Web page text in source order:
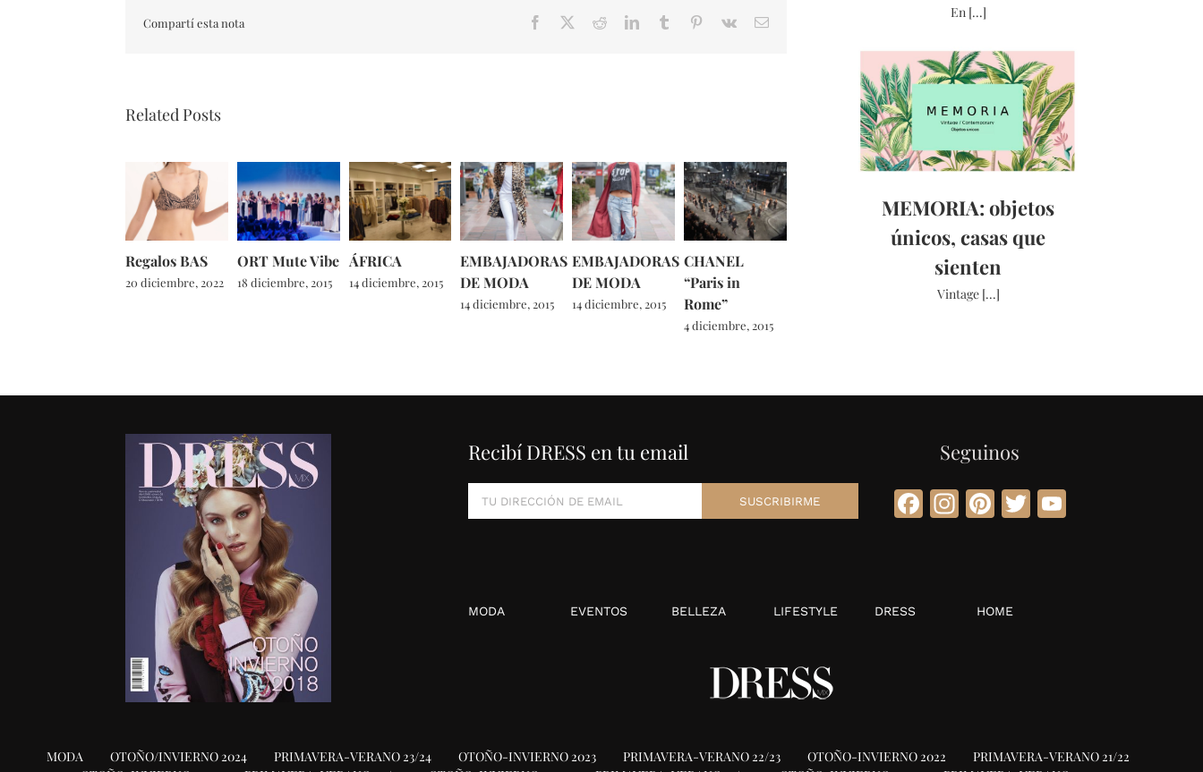
Compartí esta nota Facebook RedditLinkedInTumblr Pinterest
Vk Email
Related Posts
Regalos BAS
20 diciembre, 2022
ORT Mute Vibe
18 diciembre, 2015
ÁFRICA
14 diciembre, 2015
EMBAJADORAS
DE MODA
14 diciembre, 2015
EMBAJADORAS
DE MODA
14 diciembre, 2015
CHANEL
“Paris in
Rome”
4 diciembre, 2015
En [...]
MEMORIA: objetos
únicos, casas que
sienten
Vintage [...]
Recibí DRESS en tu email Seguinos
Facebook
Instagram
Pinterest
TwitterYouTube
MODA EVENTOS BELLEZA LIFESTYLE DRESS HOME
MODA OTOÑO/INVIERNO 2024 PRIMAVERA-VERANO 23/24 OTOÑO-INVIERNO 2023 PRIMAVERA-VERANO 22/23 OTOÑO-INVIERNO 2022
PRIMAVERA-VERANO 21/22